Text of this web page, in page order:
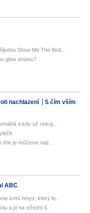
Show Me The Bod...
glow downu?
nachlazení
S čím vším
a kdy už riskuj...
těle je můžeme nají...
ABC
krmí hmyz, který lo...
a jít na střední š...